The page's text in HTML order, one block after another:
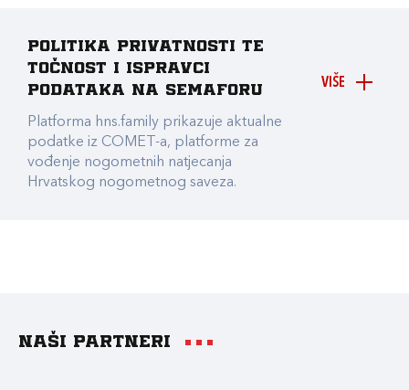
VIŠE
Politika privatnosti te
točnost i ispravci
podataka na Semaforu
Platforma hns.family prikazuje aktualne
podatke iz COMET-a, platforme za
vođenje nogometnih natjecanja
Hrvatskog nogometnog saveza.
Naši partneri